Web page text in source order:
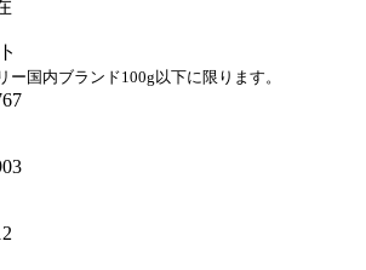
国内ブランド100g以下に限ります。